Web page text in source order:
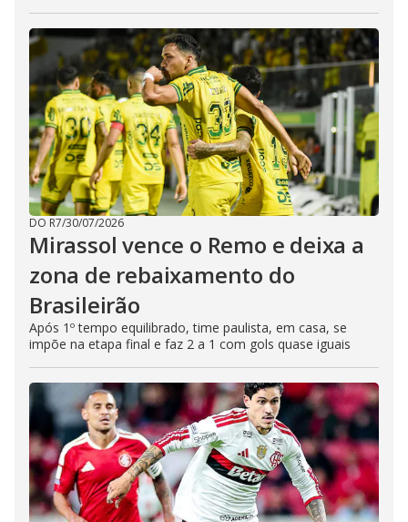
DO R7/30/07/2026
Mirassol vence o Remo e deixa a
zona de rebaixamento do
Brasileirão
Após 1º tempo equilibrado, time paulista, em casa, se
impõe na etapa final e faz 2 a 1 com gols quase iguais